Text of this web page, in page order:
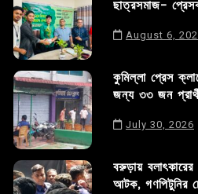
ছাত্রসমাজ-
August 6,
কুমিল্লা প্রেস
জন্য ৩৩ জন
July 30, 2026
বরুড়ায়
আটক, গণপিটুনির